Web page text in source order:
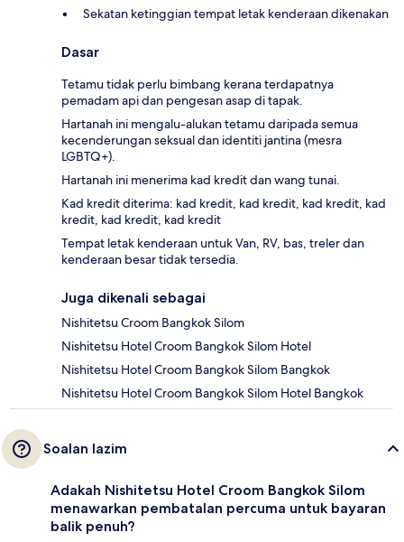
Sekatan ketinggian tempat letak kenderaan dikenakan
Dasar
Tetamu tidak perlu bimbang kerana terdapatnya
pemadam api dan pengesan asap di tapak.
Hartanah ini mengalu-alukan tetamu daripada semua
kecenderungan seksual dan identiti jantina (mesra
LGBTQ+).
Hartanah ini menerima kad kredit dan wang tunai.
Kad kredit diterima: kad kredit, kad kredit, kad kredit, kad
kredit, kad kredit, kad kredit
Tempat letak kenderaan untuk Van, RV, bas, treler dan
kenderaan besar tidak tersedia.
Juga dikenali sebagai
Nishitetsu Croom Bangkok Silom
Nishitetsu Hotel Croom Bangkok Silom Hotel
Nishitetsu Hotel Croom Bangkok Silom Bangkok
Nishitetsu Hotel Croom Bangkok Silom Hotel Bangkok
Soalan lazim
Adakah Nishitetsu Hotel Croom Bangkok Silom
menawarkan pembatalan percuma untuk bayaran
balik penuh?